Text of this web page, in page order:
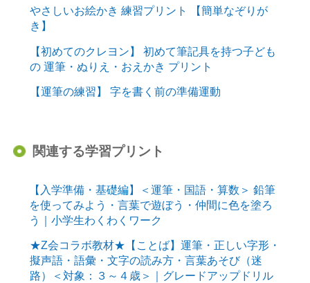
やさしいお絵かき 練習プリント 【簡単なぞりが
き】
【初めてのクレヨン】 初めて筆記具を持つ子ども
の 運筆・ぬりえ・おえかき プリント
【運筆の練習】 字を書く前の準備運動
関連する学習プリント
【入学準備・基礎編】＜運筆・国語・算数＞ 鉛筆
を使ってみよう・言葉で遊ぼう・仲間に色を塗ろ
う｜小学生わくわくワーク
★Z会コラボ教材★【ことば】運筆・正しい字形・
擬声語・語彙・文字の読み方・言葉あそび（迷
路）＜対象：３～４歳＞｜グレードアップドリル